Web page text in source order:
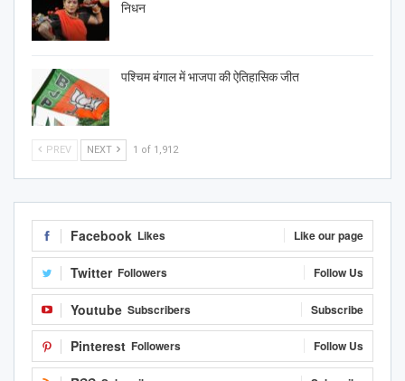
निधन
पश्चिम बंगाल में भाजपा की ऐतिहासिक जीत
PREV NEXT 1 of 1,912
Facebook Likes Like our page
Twitter Followers Follow Us
Youtube Subscribers Subscribe
Pinterest Followers Follow Us